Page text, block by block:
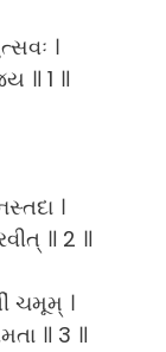
।
॥ 1 ॥
।
॥ 2 ॥
ચમૂમ્ ।
॥ 3 ॥